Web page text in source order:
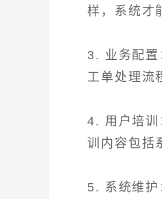
样，系统才
3. 业务配置
工单处理流
4. 用户培训
训内容包括
5. 系统维护